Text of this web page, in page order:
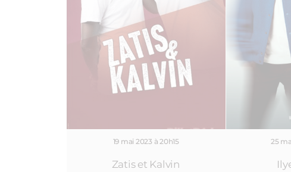
19 mai 2023 à 20h15
Zatis et Kalvin
25